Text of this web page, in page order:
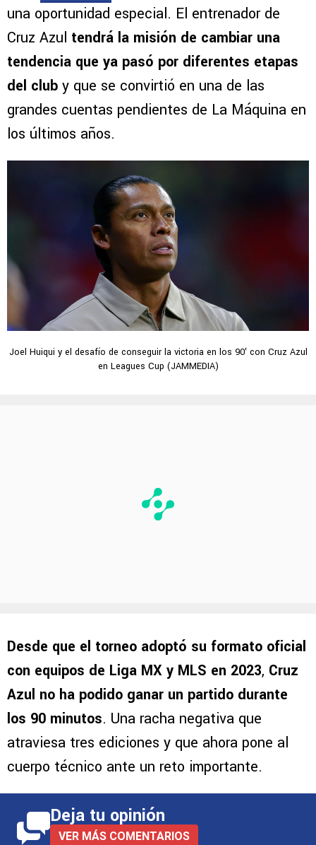
una oportunidad especial. El entrenador de
Cruz Azul tendrá la misión de cambiar una
tendencia que ya pasó por diferentes etapas
del club y que se convirtió en una de las
grandes cuentas pendientes de La Máquina en
los últimos años.
Joel Huiqui y el desafío de conseguir la victoria en los 90′ con Cruz Azul
en Leagues Cup (JAMMEDIA)
Desde que el torneo adoptó su formato oficial
con equipos de Liga MX y MLS en 2023, Cruz
Azul no ha podido ganar un partido durante
los 90 minutos. Una racha negativa que
atraviesa tres ediciones y que ahora pone al
cuerpo técnico ante un reto importante.
Deja tu opinión
VER MÁS COMENTARIOS